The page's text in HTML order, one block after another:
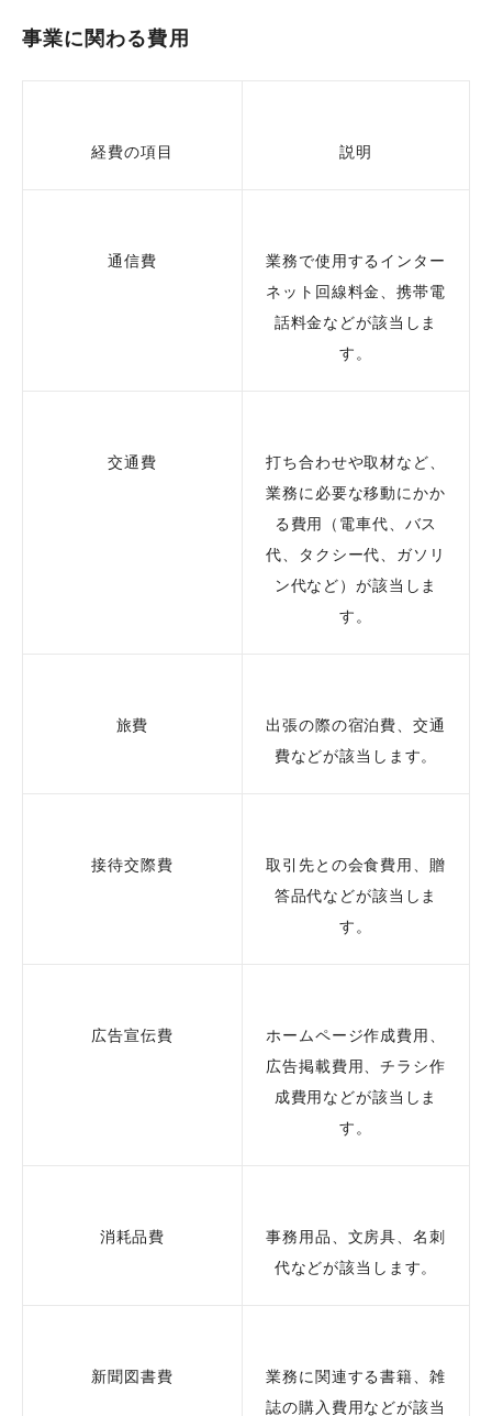
事業に関わる費用
経費の項目 説明
通信費
業務で使用するインター
ネット回線料金、携帯電
話料金などが該当しま
す。
交通費
打ち合わせや取材など、
業務に必要な移動にかか
る費用（電車代、バス
代、タクシー代、ガソリ
ン代など）が該当しま
す。
旅費
出張の際の宿泊費、交通
費などが該当します。
接待交際費
取引先との会食費用、贈
答品代などが該当しま
す。
広告宣伝費
ホームページ作成費用、
広告掲載費用、チラシ作
成費用などが該当しま
す。
消耗品費
事務用品、文房具、名刺
代などが該当します。
新聞図書費
業務に関連する書籍、雑
誌の購入費用などが該当